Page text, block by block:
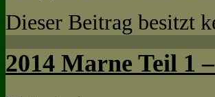
Dieser Beitrag besitzt
2014 Marne Teil 1